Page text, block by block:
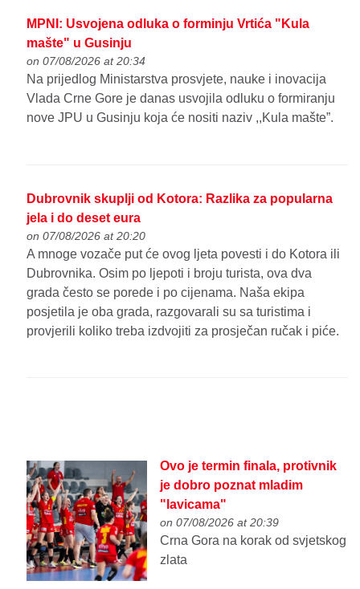
MPNI: Usvojena odluka o forminju Vrtića "Kula
mašte" u Gusinju
on 07/08/2026 at 20:34
Na prijedlog Ministarstva prosvjete, nauke i inovacija
Vlada Crne Gore je danas usvojila odluku o formiranju
nove JPU u Gusinju koja će nositi naziv ,,Kula mašte”.
Dubrovnik skuplji od Kotora: Razlika za popularna
jela i do deset eura
on 07/08/2026 at 20:20
A mnoge vozače put će ovog ljeta povesti i do Kotora ili
Dubrovnika. Osim po ljepoti i broju turista, ova dva
grada često se porede i po cijenama. Naša ekipa
posjetila je oba grada, razgovarali su sa turistima i
provjerili koliko treba izdvojiti za prosječan ručak i piće.
Ovo je termin finala, protivnik
je dobro poznat mladim
"lavicama"
on 07/08/2026 at 20:39
Crna Gora na korak od svjetskog
zlata